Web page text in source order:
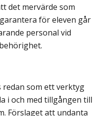
det mervärde som
för eleven går
personal vid
redan som ett verktyg
i och med tillgången till
Förslaget att undanta